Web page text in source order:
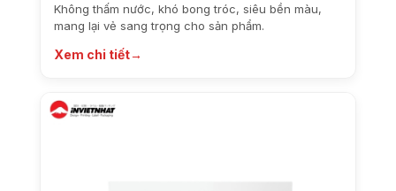
Không thấm nước, khó bong tróc, siêu bền màu,
mang lại vẻ sang trọng cho sản phẩm.
Xem chi tiết→